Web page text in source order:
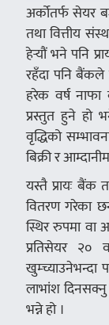
अर्कोतर्फ सेयर
तथा वित्तीय
हेर्‍यौं भने पनि
रहँदा पनि बैंकले
हरेक वर्ष नाफा
प्रस्तुत हुने हो
वृद्धिको
बिक्री र
यस्तै प्रायः बैंक
वितरण गरेका
स्थिर रुपमा
प्रतिसेयर २०
खुम्च्याउनेभन्दा
लाभांश
भन्ने हो ।